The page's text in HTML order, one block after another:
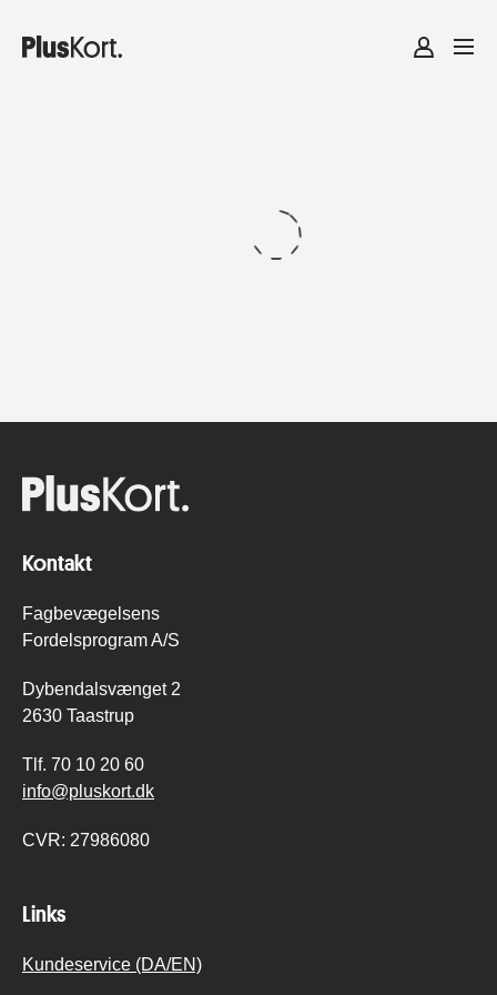
Kontakt
Fagbevægelsens
Fordelsprogram A/S
Dybendalsvænget 2
2630 Taastrup
Tlf. 70 10 20 60
info@pluskort.dk
CVR: 27986080
Links
Kundeservice (DA/EN)